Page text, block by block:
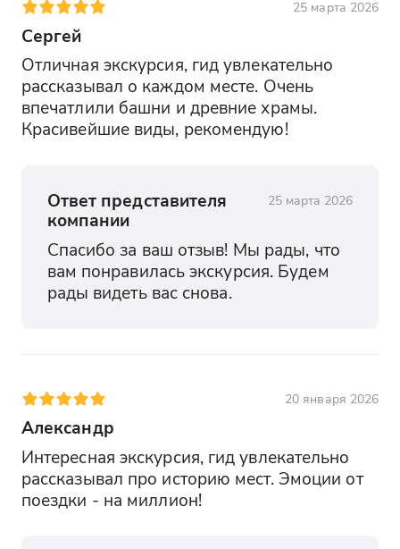
25 марта 2026
Сергей
Отличная экскурсия, гид увлекательно
рассказывал о каждом месте. Очень
впечатлили башни и древние храмы.
Красивейшие виды, рекомендую!
Ответ представителя
компании
25 марта 2026
Спасибо за ваш отзыв! Мы рады, что
вам понравилась экскурсия. Будем
рады видеть вас снова.
20 января 2026
Александр
Интересная экскурсия, гид увлекательно
рассказывал про историю мест. Эмоции от
поездки - на миллион!